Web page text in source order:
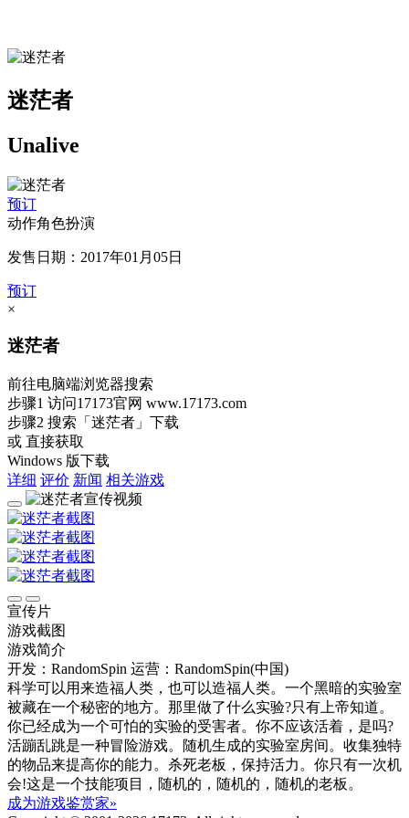
迷茫者
Unalive
预订
动作角色扮演
发售日期：2017年01月05日
预订
×
迷茫者
前往电脑端浏览器搜索
步骤1 访问17173官网 www.17173.com
步骤2 搜索 「迷茫者」 下载
或 直接获取
Windows 版下载
详细 评价 新闻 相关游戏
宣传片
游戏截图
游戏简介
开发：RandomSpin 运营：RandomSpin(中国)
科学可以用来造福人类，也可以造福人类。一个黑暗的实验室
被藏在一个秘密的地方。那里做了什么实验?只有上帝知道。
你已经成为一个可怕的实验的受害者。你不应该活着，是吗?
活蹦乱跳是一种冒险游戏。随机生成的实验室房间。收集独特
的物品来提高你的能力。杀死老板，保持活力。你只有一次机
会!这是一个技能项目，随机的，随机的，随机的老板。
成为游戏鉴赏家»